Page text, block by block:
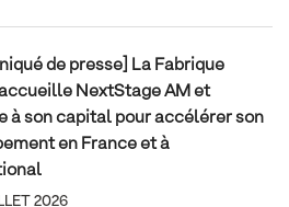
de presse] La Fabrique
NextStage AM et
à son capital pour accélérer son
en France et à
2026